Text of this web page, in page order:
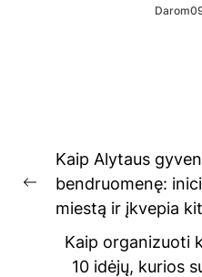
Navigacija
tarp
įrašų
Previous
post:
Kaip Alytaus
bendruomenę:
miestą ir įkvepia
Kaip organizuoti
10 idėjų, kurios